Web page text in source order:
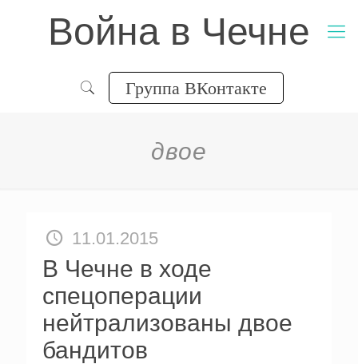
Война в Чечне
Группа ВКонтакте
двое
11.01.2015
В Чечне в ходе
спецоперации
нейтрализованы двое
бандитов